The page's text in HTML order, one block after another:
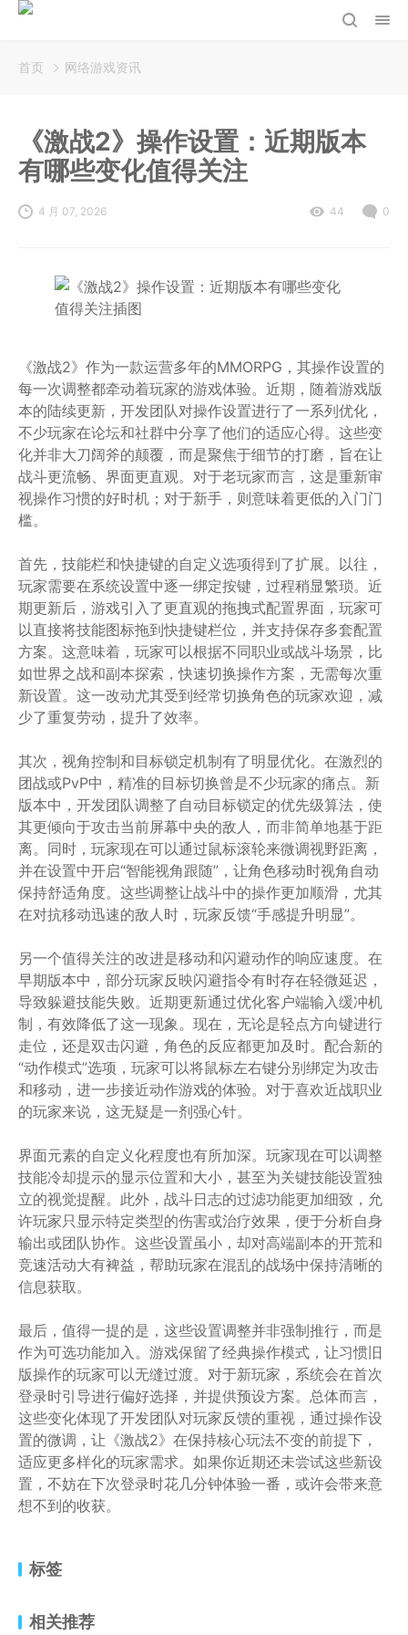
首页 网络游戏资讯
《激战2》操作设置：近期版本
有哪些变化值得关注
4 月 07, 2026 44 0
《激战2》作为一款运营多年的MMORPG，其操作设置的
每一次调整都牵动着玩家的游戏体验。近期，随着游戏版
本的陆续更新，开发团队对操作设置进行了一系列优化，
不少玩家在论坛和社群中分享了他们的适应心得。这些变
化并非大刀阔斧的颠覆，而是聚焦于细节的打磨，旨在让
战斗更流畅、界面更直观。对于老玩家而言，这是重新审
视操作习惯的好时机；对于新手，则意味着更低的入门门
槛。
首先，技能栏和快捷键的自定义选项得到了扩展。以往，
玩家需要在系统设置中逐一绑定按键，过程稍显繁琐。近
期更新后，游戏引入了更直观的拖拽式配置界面，玩家可
以直接将技能图标拖到快捷键栏位，并支持保存多套配置
方案。这意味着，玩家可以根据不同职业或战斗场景，比
如世界之战和副本探索，快速切换操作方案，无需每次重
新设置。这一改动尤其受到经常切换角色的玩家欢迎，减
少了重复劳动，提升了效率。
其次，视角控制和目标锁定机制有了明显优化。在激烈的
团战或PvP中，精准的目标切换曾是不少玩家的痛点。新
版本中，开发团队调整了自动目标锁定的优先级算法，使
其更倾向于攻击当前屏幕中央的敌人，而非简单地基于距
离。同时，玩家现在可以通过鼠标滚轮来微调视野距离，
并在设置中开启“智能视角跟随”，让角色移动时视角自动
保持舒适角度。这些调整让战斗中的操作更加顺滑，尤其
在对抗移动迅速的敌人时，玩家反馈“手感提升明显”。
另一个值得关注的改进是移动和闪避动作的响应速度。在
早期版本中，部分玩家反映闪避指令有时存在轻微延迟，
导致躲避技能失败。近期更新通过优化客户端输入缓冲机
制，有效降低了这一现象。现在，无论是轻点方向键进行
走位，还是双击闪避，角色的反应都更加及时。配合新的
“动作模式”选项，玩家可以将鼠标左右键分别绑定为攻击
和移动，进一步接近动作游戏的体验。对于喜欢近战职业
的玩家来说，这无疑是一剂强心针。
界面元素的自定义化程度也有所加深。玩家现在可以调整
技能冷却提示的显示位置和大小，甚至为关键技能设置独
立的视觉提醒。此外，战斗日志的过滤功能更加细致，允
许玩家只显示特定类型的伤害或治疗效果，便于分析自身
输出或团队协作。这些设置虽小，却对高端副本的开荒和
竞速活动大有裨益，帮助玩家在混乱的战场中保持清晰的
信息获取。
最后，值得一提的是，这些设置调整并非强制推行，而是
作为可选功能加入。游戏保留了经典操作模式，让习惯旧
版操作的玩家可以无缝过渡。对于新玩家，系统会在首次
登录时引导进行偏好选择，并提供预设方案。总体而言，
这些变化体现了开发团队对玩家反馈的重视，通过操作设
置的微调，让《激战2》在保持核心玩法不变的前提下，
适应更多样化的玩家需求。如果你近期还未尝试这些新设
置，不妨在下次登录时花几分钟体验一番，或许会带来意
想不到的收获。
标签
相关推荐